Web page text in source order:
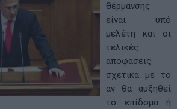
θέρμανσης
είναι υπό
μελέτη και οι
τελικές
αποφάσεις
σχετικά με το
αν θα αυξηθεί
το επίδομα ή